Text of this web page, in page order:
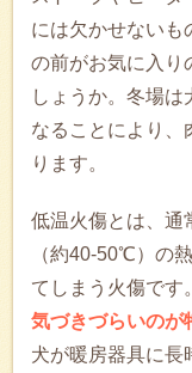
には欠かせないも
の前がお気に入り
しょうか。冬場は
なることにより、
ります。
低温火傷とは、通
（約40-50℃）の
てしまう火傷です。
気づきづらいのが
犬が暖房器具に長